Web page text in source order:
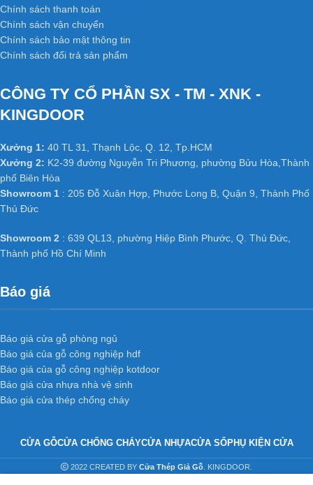
Chính sách thanh toán
Chính sách vận chuyển
Chính sách bảo mật thông tin
Chính sách đổi trả sản phẩm
CÔNG TY CỔ PHẦN SX - TM - XNK -
KINGDOOR
Xưởng 1: 40 TL 31, Thạnh Lộc, Q. 12, Tp.HCM
Xưởng 2: K2-39 đường Nguyễn Tri Phương, phường Bửu Hòa,Thành
phố Biên Hòa
Showroom 1 : 205 Đỗ Xuân Hợp, Phước Long B, Quận 9, Thành Phố
Thủ Đức
Showroom 2 : 639 QL13, phường Hiệp Bình Phước, Q. Thủ Đức,
Thành phố Hồ Chí Minh
Báo giá
Báo giá cửa gỗ phòng ngủ
Báo giá của gỗ công nghiệp hdf
Báo giá của gỗ công nghiệp kotdoor
Báo giá cửa nhựa nhà vệ sinh
Báo giá cửa thép chống cháy
CỬA GỖCỬA CHỐNG CHÁYCỬA NHỰACỬA SỔPHỤ KIỆN CỬA
2022 CREATED BY Cửa Thép Giả Gỗ . KINGDOOR.